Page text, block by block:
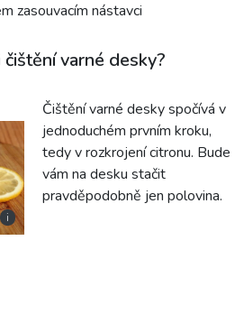
zasouvacím nástavci
varné desky?
i
Čištění varné desky spočívá v
jednoduchém prvním kroku,
tedy v rozkrojení citronu. Bude
vám na desku stačit
pravděpodobně jen polovina.